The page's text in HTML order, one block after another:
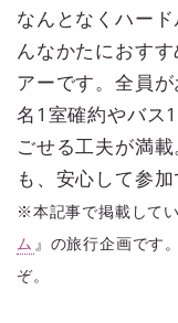
なんとなくハー
んなかたにおす
アーです。全員
名1室確約やバス
ごせる工夫が満
も、安心して参
※本記事で掲載して
ム 』の旅行企画です
ぞ。